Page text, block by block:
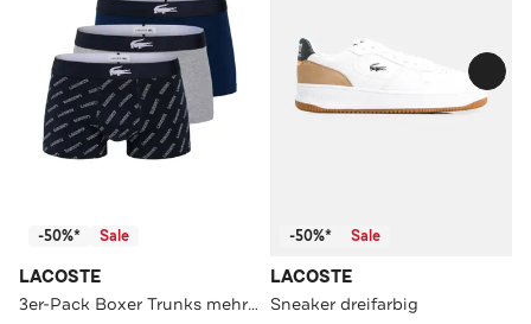
-50%* Sale
LACOSTE
3er-Pack Boxer Trunks mehrfarbig
-50%* Sale
LACOSTE
Sneaker dreifarbig